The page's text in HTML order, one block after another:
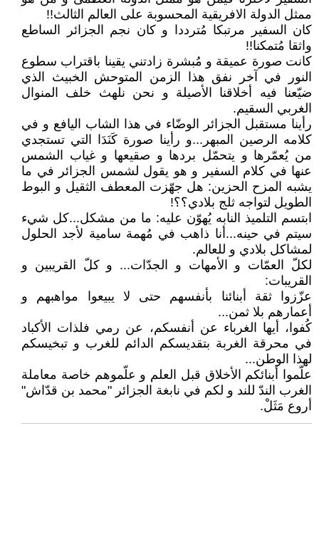
ممثل الدولة الافريقية المحسوبة على العالم الثالث!!
كان السفير مرتبكا مُترددا و كان نجم الجزائر الساطع
واثقا مُتمكنا!!
كانت صورة عميقة و مُبشرة زادتني يقينا باقتراب سطوع
النور في آخر نفق هذا الزمن المتوحش الخبيث الذي
ضيّعنا فيه أخلاقنا الأصيلة و نحن نلهث خلف المنوال
الغربي السقيم.
رأينا مستقبل الجزائر الوضّاء في هذا الشاب اليافع و في
كلامه الرصين المبهر...و رأينا صورة كَنَدَا التي تستجدي
من يُعمّرها و يتحمّل بردها و صقيعها و غياب الشمس
عنها في كلام السفير و هو يقول لشمس الجزائر في ما
يشبه المزح الحزين: هل جهّزت المعطف الثقيل و البوط
الطويل لتواجه ثلج بلادي؟؟!
ابتسم التلميذ النابه يُهوّن عليه: ما من مشكل...كل شيء
سيتم في حينه...أنا ذاهب في مُهمة سامية لأجد الحلول
لمشاكل بلادي و للعالم.
لكلّ العمّات و الأمهات و الجدّات... و كلّ القريبين و
القريبات:
عزّزوا ثقة أبنائنا بأنفسهم حتى لا يبيعوا مواهبهم و
أعمارهم بلا ثمن...
كُفوا، أيها الغرباء عن أنفسكم، عن رمي فلذات الأكباد
في محرقة الغربة بتقديسكم الدائم للغرب و تبخيسكم
لهذا الوطن...
علّموا أبنائكم الأخلاق قبل العلم و علّموهم خاصة معاملة
الغرب الندّ للند و لكم في نابغة الجزائر ʺمحمد بن قدّاشʺ
أروع مَثَلْ.